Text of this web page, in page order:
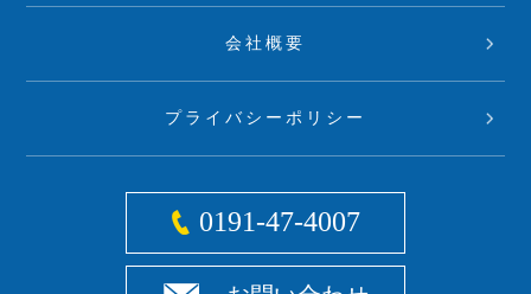
会社概要
プライバシーポリシー
0191-47-4007